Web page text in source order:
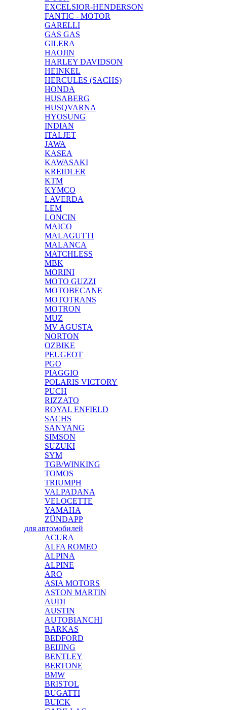
EXCELSIOR-HENDERSON
FANTIC - MOTOR
GARELLI
GAS GAS
GILERA
HAOJIN
HARLEY DAVIDSON
HEINKEL
HERCULES (SACHS)
HONDA
HUSABERG
HUSQVARNA
HYOSUNG
INDIAN
ITALJET
JAWA
KASEA
KAWASAKI
KREIDLER
KTM
KYMCO
LAVERDA
LEM
LONCIN
MAICO
MALAGUTTI
MALANCA
MATCHLESS
MBK
MORINI
MOTO GUZZI
MOTOBECANE
MOTOTRANS
MOTRON
MUZ
MV AGUSTA
NORTON
OZBIKE
PEUGEOT
PGO
PIAGGIO
POLARIS VICTORY
PUCH
RIZZATO
ROYAL ENFIELD
SACHS
SANYANG
SIMSON
SUZUKI
SYM
TGB/WINKING
TOMOS
TRIUMPH
VALPADANA
VELOCETTE
YAMAHA
ZÜNDAPP
для автомобилей
ACURA
ALFA ROMEO
ALPINA
ALPINE
ARO
ASIA MOTORS
ASTON MARTIN
AUDI
AUSTIN
AUTOBIANCHI
BARKAS
BEDFORD
BEIJING
BENTLEY
BERTONE
BMW
BRISTOL
BUGATTI
BUICK